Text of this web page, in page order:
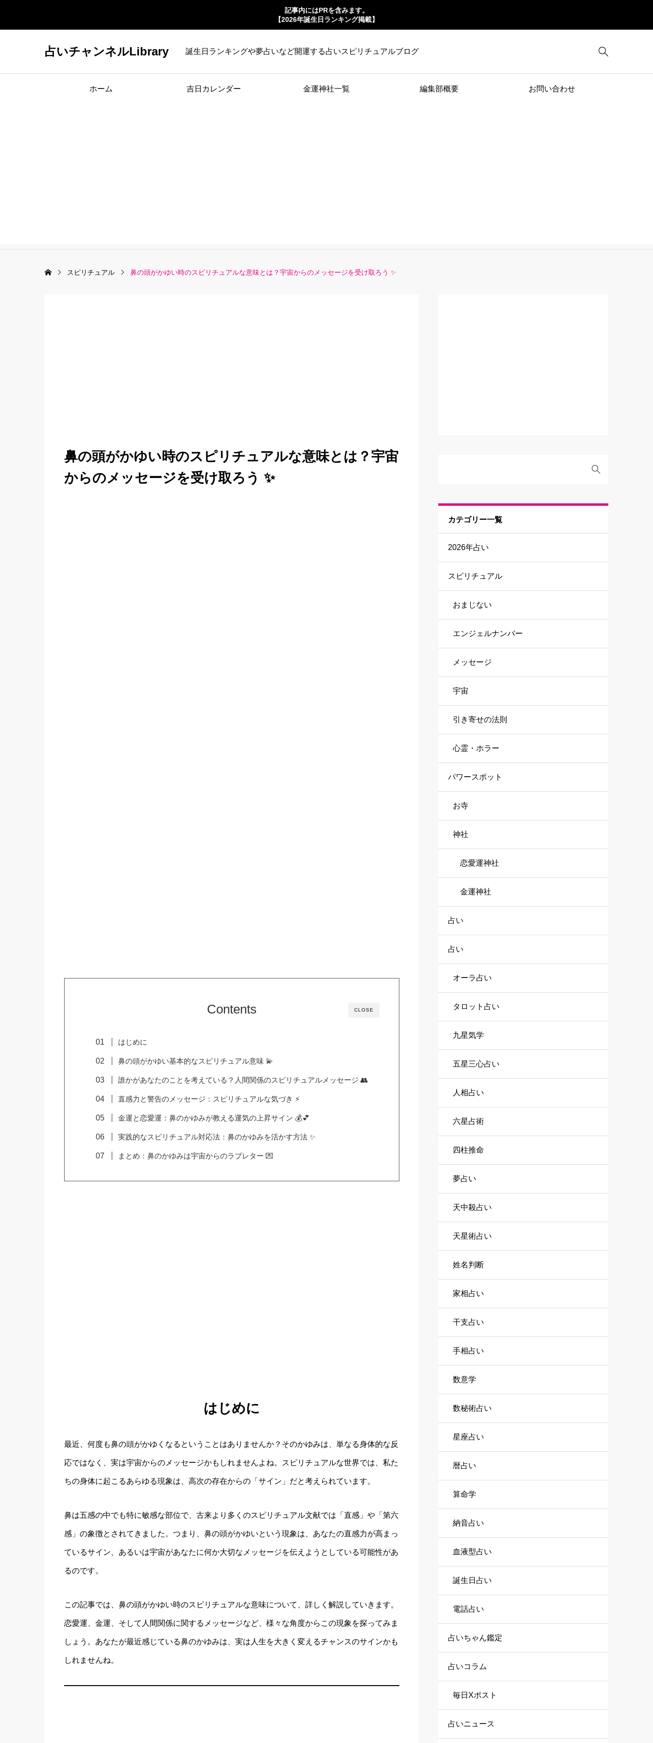
記事内にはPRを含みます。
【2026年誕生日ランキング掲載】
占いチャンネルLibrary 誕生日ランキングや夢占いなど開運する占いスピリチュアルブログ 
ホーム 吉日カレンダー 金運神社一覧 編集部概要 お問い合わせ
スピリチュアル 鼻の頭がかゆい時のスピリチュアルな意味とは？宇宙からのメッセージを受け取ろう ✨
鼻の頭がかゆい時のスピリチュアルな意味とは？宇宙
からのメッセージを受け取ろう ✨
CLOSE
Contents
はじめに
鼻の頭がかゆい基本的なスピリチュアル意味 💫
誰かがあなたのことを考えている？人間関係のスピリチュアルメッセージ 👥
直感力と警告のメッセージ：スピリチュアルな気づき ⚡
金運と恋愛運：鼻のかゆみが教える運気の上昇サイン 💰💕
実践的なスピリチュアル対応法：鼻のかゆみを活かす方法 ✨
まとめ：鼻のかゆみは宇宙からのラブレター 💌
はじめに
最近、何度も鼻の頭がかゆくなるということはありませんか？そのかゆみは、単なる身体的な反
応ではなく、実は宇宙からのメッセージかもしれませんよね。スピリチュアルな世界では、私た
ちの身体に起こるあらゆる現象は、高次の存在からの「サイン」だと考えられています。
鼻は五感の中でも特に敏感な部位で、古来より多くのスピリチュアル文献では「直感」や「第六
感」の象徴とされてきました。つまり、鼻の頭がかゆいという現象は、あなたの直感力が高まっ
ているサイン、あるいは宇宙があなたに何か大切なメッセージを伝えようとしている可能性があ
るのです。
この記事では、鼻の頭がかゆい時のスピリチュアルな意味について、詳しく解説していきます。
恋愛運、金運、そして人間関係に関するメッセージなど、様々な角度からこの現象を探ってみま
しょう。あなたが最近感じている鼻のかゆみは、実は人生を大きく変えるチャンスのサインかも
しれませんね。
カテゴリー一覧
2026年占い
スピリチュアル
おまじない
エンジェルナンバー
メッセージ
宇宙
引き寄せの法則
心霊・ホラー
パワースポット
お寺
神社
恋愛運神社
金運神社
占い
占い
オーラ占い
タロット占い
九星気学
五星三心占い
人相占い
六星占術
四柱推命
夢占い
天中殺占い
天星術占い
姓名判断
家相占い
干支占い
手相占い
数意学
数秘術占い
星座占い
暦占い
算命学
納音占い
血液型占い
誕生日占い
電話占い
占いちゃん鑑定
占いコラム
毎日Xポスト
占いニュース